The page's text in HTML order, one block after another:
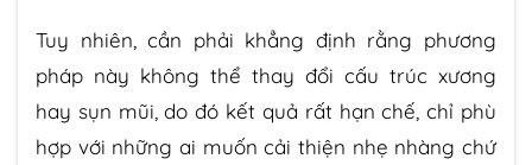
Tuy nhiên, cần phải khẳng định rằng phương
pháp này không thể thay đổi cấu trúc xương
hay sụn mũi, do đó kết quả rất hạn chế, chỉ phù
hợp với những ai muốn cải thiện nhẹ nhàng chứ